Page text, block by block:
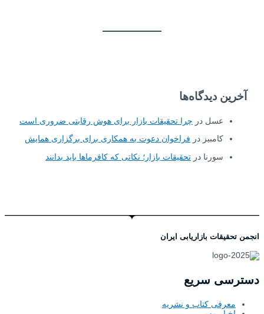
آخرین دیدگاه‌ها
عسل در چرا تحقیقات بازار برای هوش رقابتی ضروری است
کامبیز در فراخوان دعوت به همکاری برای برگزاری همایش
سورنا درتحقیقات بازار؛ نکاتی که کافرماها باید بدانند
انجمن تحقیقات بازاریابی ایران
دسترسی سریع
معرفی کتاب و نشریه